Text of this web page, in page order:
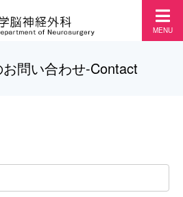
MENU
問い合わせ-Contact